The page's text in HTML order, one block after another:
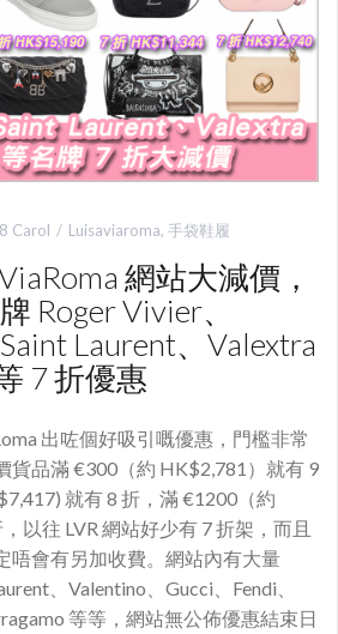
Carol Luisaviaroma, 手袋鞋履
網站大減價，
Roger Vivier、
Laurent、Valextra
7 折優惠
出咗個好吸引嘅優惠，門檻非常
貨品滿 €300（約 HK$2,781）就有 9
就有 8 折，滿 €1200（約
以往 LVR 網站好少有 7 折架，而且
唔會有另加收費。網站內有大量
、Valentino、Gucci、Fendi、
等等，網站無公佈優惠結束日